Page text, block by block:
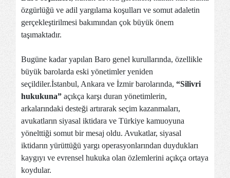
özgürlüğü ve adil yargılama koşulları ve somut adaletin
gerçekleştirilmesi bakımından çok büyük önem
taşımaktadır.
Bugüne kadar yapılan Baro genel kurullarında, özellikle
büyük barolarda eski yönetimler yeniden
seçildiler.İstanbul, Ankara ve İzmir barolarında, “Silivri
hukukuna” açıkça karşı duran yönetimlerin,
arkalarındaki desteği artırarak seçim kazanmaları,
avukatların siyasal iktidara ve Türkiye kamuoyuna
yönelttiği somut bir mesaj oldu. Avukatlar, siyasal
iktidarın yürüttüğü yargı operasyonlarından duydukları
kaygıyı ve evrensel hukuka olan özlemlerini açıkça ortaya
koydular.